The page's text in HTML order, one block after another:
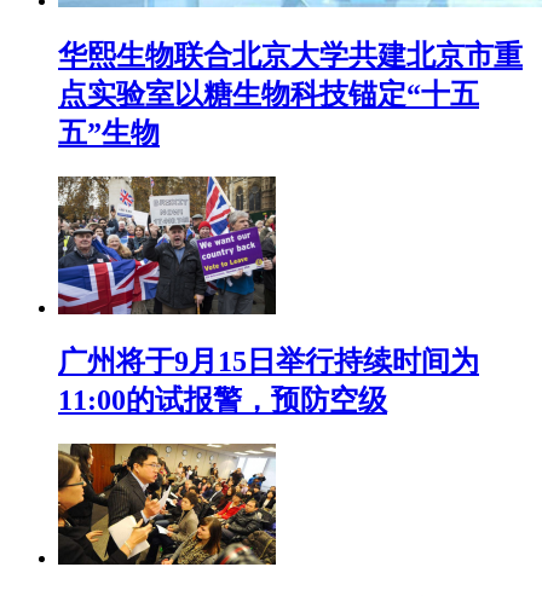
华熙生物联合北京大学共建北京市重
点实验室以糖生物科技锚定“十五
五”生物
广州将于9月15日举行持续时间为
11:00的试报警，预防空级